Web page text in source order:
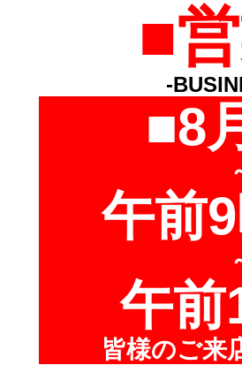
■
-
■8
午前
午前
皆様のご来